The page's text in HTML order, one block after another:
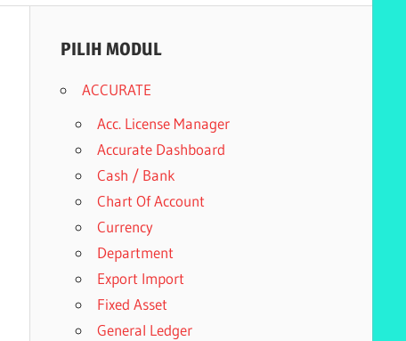
PILIH MODUL
ACCURATE
Acc. License Manager
Accurate Dashboard
Cash / Bank
Chart Of Account
Currency
Department
Export Import
Fixed Asset
General Ledger